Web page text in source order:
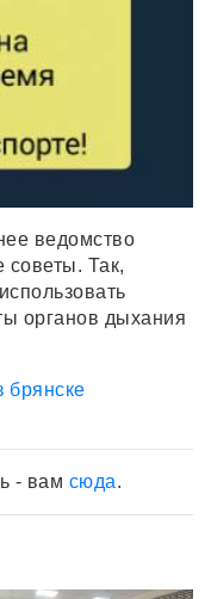
ведомство
Так,
органов дыхания
брянске
- вам сюда.